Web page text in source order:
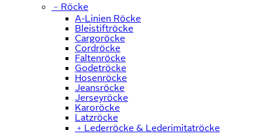
﹣ Röcke
A-Linien Röcke
Bleistiftröcke
Cargoröcke
Cordröcke
Faltenröcke
Godetröcke
Hosenröcke
Jeansröcke
Jerseyröcke
Karoröcke
Latzröcke
﹢ Lederröcke & Lederimitatröcke